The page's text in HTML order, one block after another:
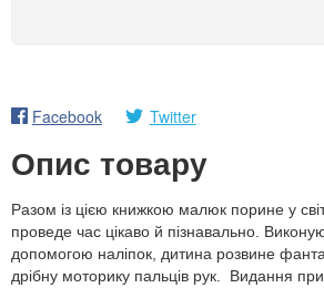
Facebook Twitter
Опис товару
Разом із цією книжкою малюк порине у
проведе час цікаво й пізнавально.
допомогою наліпок, дитина розвине
дрібну моторику пальців рук. Видання